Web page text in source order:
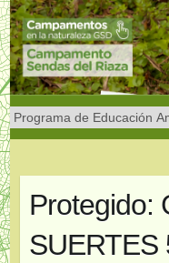
Saltar
al
contenido
Protegido:
SUERTES